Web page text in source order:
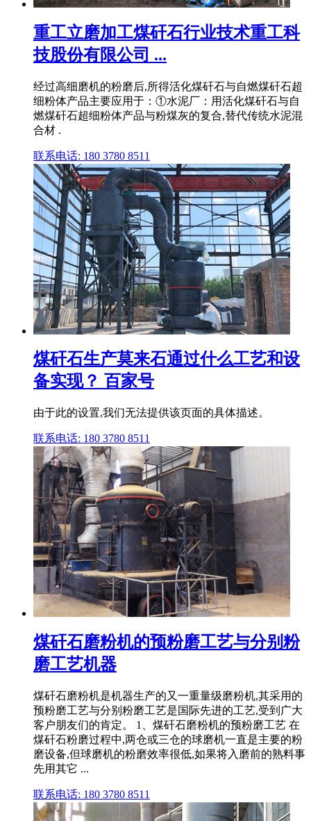
重工立磨加工煤矸石行业技术重工科
技股份有限公司 ...
经过高细磨机的粉磨后,所得活化煤矸石与自燃煤矸石超
细粉体产品主要应用于：①水泥厂：用活化煤矸石与自
燃煤矸石超细粉体产品与粉煤灰的复合,替代传统水泥混
合材 .
联系电话: 180 3780 8511
煤矸石生产莫来石通过什么工艺和设
备实现？ 百家号
由于此的设置,我们无法提供该页面的具体描述。
联系电话: 180 3780 8511
煤矸石磨粉机的预粉磨工艺与分别粉
磨工艺机器
煤矸石磨粉机是机器生产的又一重量级磨粉机,其采用的
预粉磨工艺与分别粉磨工艺是国际先进的工艺,受到广大
客户朋友们的肯定。 1、煤矸石磨粉机的预粉磨工艺 在
煤矸石粉磨过程中,两仓或三仓的球磨机一直是主要的粉
磨设备,但球磨机的粉磨效率很低,如果将入磨前的熟料事
先用其它 ...
联系电话: 180 3780 8511